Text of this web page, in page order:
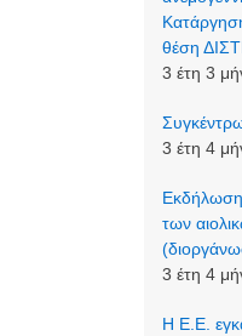
θέση
3 έτη 3
3 έτη 4
Εκδήλωση
των
3 έτη 4
Η Ε.Ε.